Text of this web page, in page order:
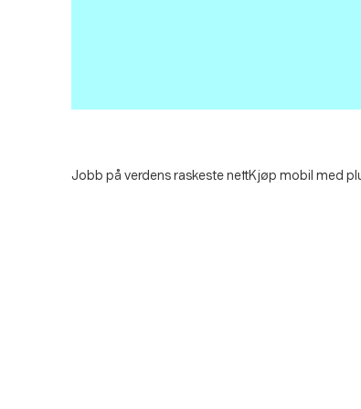
Jobb på verdens raskeste nettKjøp mobil med